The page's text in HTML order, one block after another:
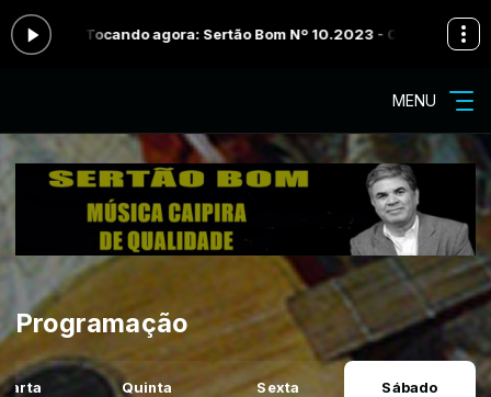
23:59 - Tocando agora: Sertão Bom Nº 10.2023 - 05.Mar.2023 -
MENU
Programação
Quinta Sexta Sábado